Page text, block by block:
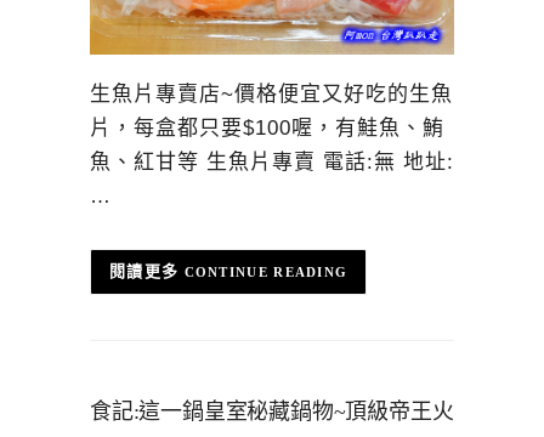
生魚片專賣店~價格便宜又好吃的生魚
片，每盒都只要$100喔，有鮭魚、鮪
魚、紅甘等 生魚片專賣 電話:無 地址:
…
CONTINUE READING
食記:這一鍋皇室秘藏鍋物~頂級帝王火